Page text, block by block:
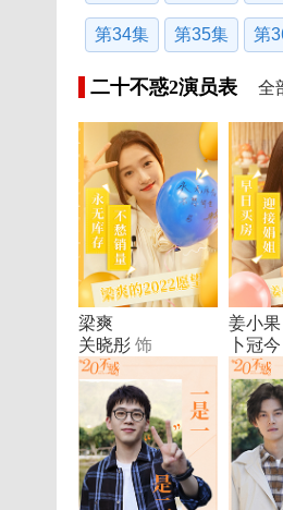
第34集 第35集 第
二十不惑2演员表 全
梁爽
关晓彤 饰
姜小果
卜冠今